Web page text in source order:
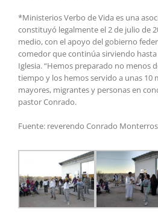
*Ministerios Verbo de Vida es una
constituyó legalmente el 2 de julio de
medio, con el apoyo del gobierno
comedor que continúa sirviendo
Iglesia. “Hemos preparado no menos
tiempo y los hemos servido a unas 10
mayores, migrantes y personas en
pastor Conrado.
Fuente: reverendo Conrado